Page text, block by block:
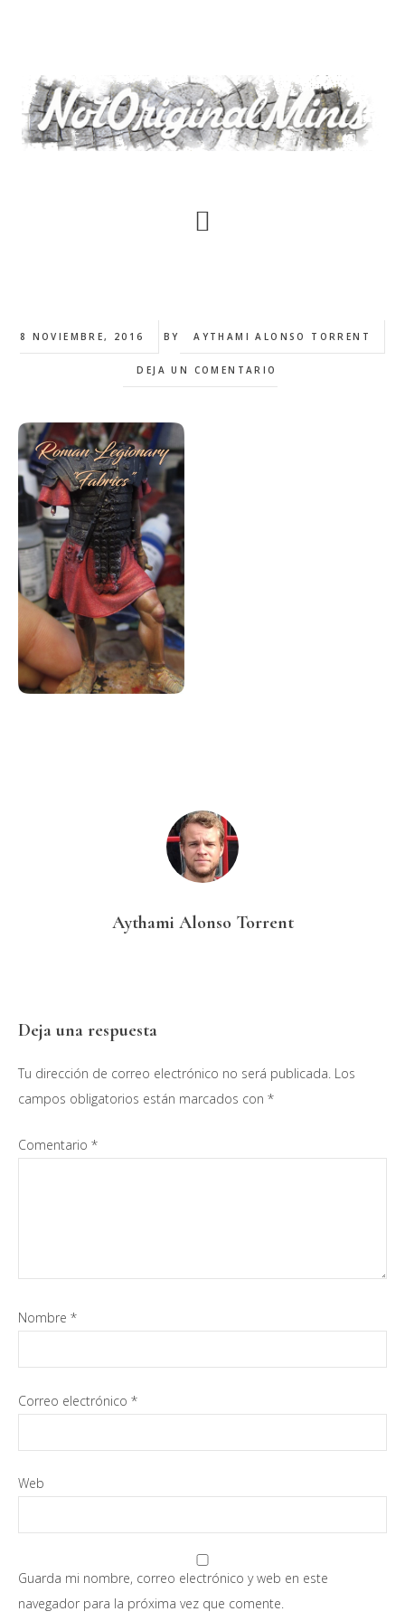
principal
8 NOVIEMBRE, 2016 BY AYTHAMI ALONSO TORRENT
DEJA UN COMENTARIO
Aythami Alonso Torrent
Interacciones
con
los
Deja una respuesta
Tu dirección de correo electrónico no será publicada. Los
campos obligatorios están marcados con *
Comentario *
Nombre *
Correo electrónico *
Web
Guarda mi nombre, correo electrónico y web en este
navegador para la próxima vez que comente.